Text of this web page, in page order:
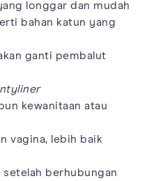
longgar dan mudah
bahan katun yang
ganti pembalut
kewanitaan atau
vagina, lebih baik
setelah berhubungan